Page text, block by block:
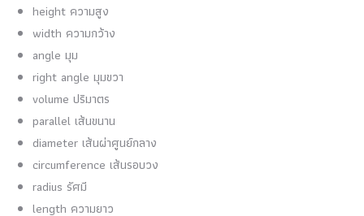
height ความสูง
width ความกว้าง
angle มุม
right angle มุมขวา
volume ปริมาตร
parallel เส้นขนาน
diameter เส้นผ่าศูนย์กลาง
circumference เส้นรอบวง
radius รัศมี
length ความยาว